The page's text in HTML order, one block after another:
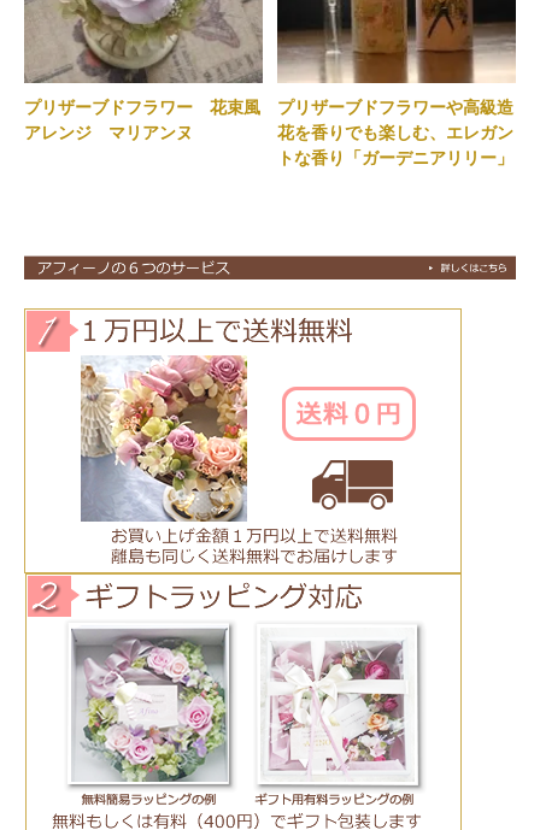
プリザーブドフラワー 花束風
アレンジ マリアンヌ
プリザーブドフラワーや高級造
花を香りでも楽しむ、エレガン
トな香り「ガーデニアリリー」